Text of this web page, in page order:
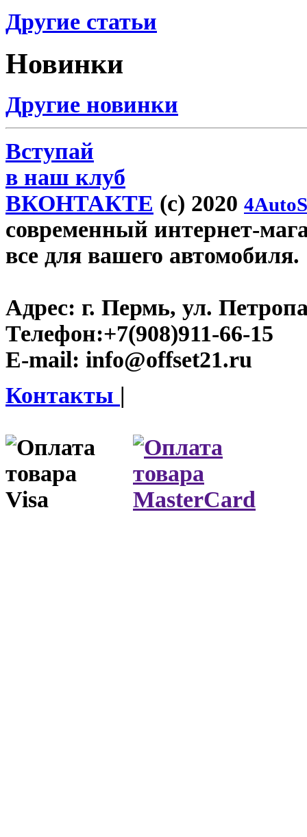
Другие статьи
Новинки
Другие новинки
Вступай
в наш клуб
ВКОНТАКТЕ (c) 2020
современный интернет-
все для вашего автомобиля.
Адрес: г. Пермь, ул.
Телефон:+7(908)911-66-15
E-mail: info@offset21.ru
Контакты |